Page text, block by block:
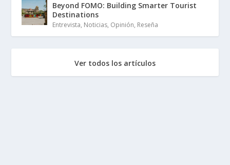
Beyond FOMO: Building Smarter Tourist
Destinations
Entrevista, Noticias, Opinión, Reseña
Ver todos los artículos